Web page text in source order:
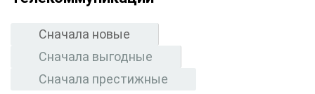
Сначала новые
Сначала выгодные
Сначала престижные